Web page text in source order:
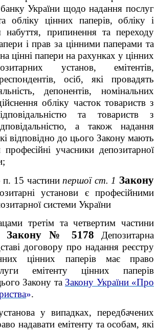
України щодо надання послуг
обліку цінних паперів, обліку і
набуття, припинення та переходу
і прав за цінними паперами та
цінні папери на рахунках у цінних
установ, емітентів,
осіб, які провадять
депонентів, номінальних
обліку часток товариств з
та товариств з
а також надання
відповідно до цього Закону мають
учасники депозитарної
п. 15 частини першої ст. 1 Закону
установи є професійними
системи України
третім та четвертим частини
Закону № 5178Депозитарна
договору про надання реєстру
цінних паперів має право
емітенту цінних паперів
Закону та Закону України «Про
».
у випадках, передбачених
надавати емітенту та особам, які